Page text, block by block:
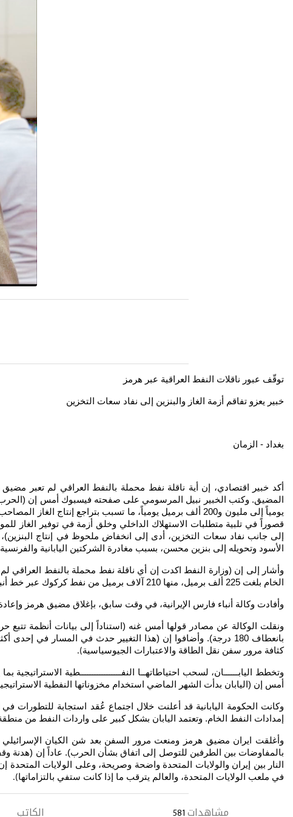
توقّف عبور ناقلات النفط العراقية عبر هرمز
خبير يعزو تفاقم أزمة الغاز والبنزين إلى نفاد سعات التخزين
بغداد - الزمان
أكد خبير اقتصادي، إن أية ناقلة نفط محملة بالنفط العراقي لم تعبر مضيق
قصوراً في تلبية متطلبات الاستهلاك الداخلي وخلق أزمة في توفير
إلى جانب نفاد سعات التخزين، أدى إلى انخفاض ملحوظ في إنتاج
الأسود وتحويله إلى بنزين محسن، بسبب مغادرة الشركتين اليابانية
وأشار إلى إن (وزارة النفط اكدت إن أي ناقلة نفط محملة بالنفط العراقي
الخام بلغت 225 ألف برميل، منها 210 آلاف برميل من نفط كركوك عبر خط أنبوب كردستان إلى ميناء جيهان التركي، بينما بلغت صادرات إقليم كردستان 15 ألف برميل
وأفادت وكالة أنباء فارس الإيرانية، في وقت سابق، بإغلاق مضيق هرمز
ونقلت الوكالة عن مصادر قولها أمس غنه (استناداً إلى بيانات أنظمة
بانعطاف 180 درجة). وأضافوا إن (هذا التغيير حدث في المسار
كثافة مرور سفن نقل الطاقة والاعتبارات الجيوسياسية).
أمس إن (اليابان بدأت الشهر الماضي استخدام مخزوناتها النفطية
إمدادات النفط الخام. وتعتمد اليابان بشكل كبير على واردات النفط من منطقة الشرق الأوسط، التي تؤمن نحو 95 بالمئة من احتياجاتها النفطية، ما
وأغلقت ايران مضيق هرمز ومنعت مرور السفن بعد شن الكيان الإسرائيلي
بالمفاوضات بين الطرفين للتوصل إلى اتفاق بشأن الحرب). عاداً إن
النار بين إيران والولايات المتحدة واضحة وصريحة، وعلى الولايات المتحدة
في ملعب الولايات المتحدة، والعالم يترقب ما إذا كانت ستفي بالتزاماتها).
مشاهدات 581 الكاتب